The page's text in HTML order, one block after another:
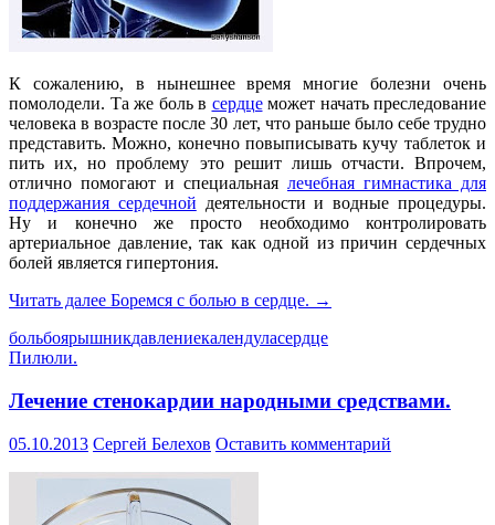
К сожалению, в нынешнее время многие болезни очень
помолодели. Та же боль в сердцеможет начать преследование
человека в возрасте после 30 лет, что раньше было себе трудно
представить. Можно, конечно повыписывать кучу таблеток и
пить их, но проблему это решит лишь отчасти. Впрочем,
отлично помогают и специальная лечебная гимнастика для
поддержания сердечной деятельности и водные процедуры.
Ну и конечно же просто необходимо контролировать
артериальное давление, так как одной из причин сердечных
болей является гипертония.
Читать далее Боремся с болью в сердце. →
больбоярышникдавлениекалендуласердце
Пилюли.
Лечение стенокардии народными средствами.
05.10.2013 Сергей Белехов Оставить комментарий